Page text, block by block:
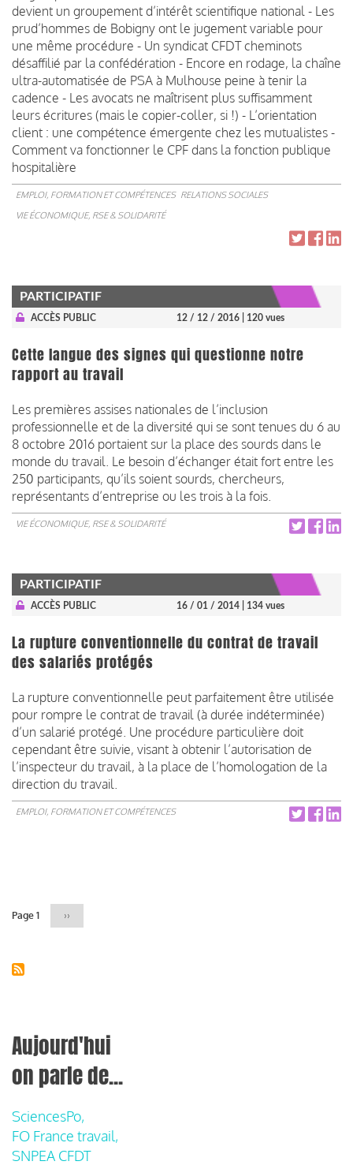
devient un groupement d’intérêt scientifique national - Les
prud’hommes de Bobigny ont le jugement variable pour
une même procédure - Un syndicat CFDT cheminots
désaffilié par la confédération - Encore en rodage, la chaîne
ultra-automatisée de PSA à Mulhouse peine à tenir la
cadence - Les avocats ne maîtrisent plus suffisamment
leurs écritures (mais le copier-coller, si !) - L’orientation
client : une compétence émergente chez les mutualistes -
Comment va fonctionner le CPF dans la fonction publique
hospitalière
EMPLOI, FORMATION ET COMPÉTENCES RELATIONS SOCIALES
VIE ÉCONOMIQUE, RSE & SOLIDARITÉ
PARTICIPATIF
ACCÈS PUBLIC 12 / 12 / 2016 | 120 vues
Cette langue des signes qui questionne notre
rapport au travail
Les premières assises nationales de l’inclusion
professionnelle et de la diversité qui se sont tenues du 6 au
8 octobre 2016 portaient sur la place des sourds dans le
monde du travail. Le besoin d’échanger était fort entre les
250 participants, qu’ils soient sourds, chercheurs,
représentants d’entreprise ou les trois à la fois.
VIE ÉCONOMIQUE, RSE & SOLIDARITÉ
PARTICIPATIF
ACCÈS PUBLIC 16 / 01 / 2014 | 134 vues
La rupture conventionnelle du contrat de travail
des salariés protégés
La rupture conventionnelle peut parfaitement être utilisée
pour rompre le contrat de travail (à durée indéterminée)
d’un salarié protégé. Une procédure particulière doit
cependant être suivie, visant à obtenir l’autorisation de
l’inspecteur du travail, à la place de l’homologation de la
direction du travail.
EMPLOI, FORMATION ET COMPÉTENCES
Page 1
Page
››
Aujourd'hui
on parle de...
SciencesPo,
FO France travail,
SNPEA CFDT